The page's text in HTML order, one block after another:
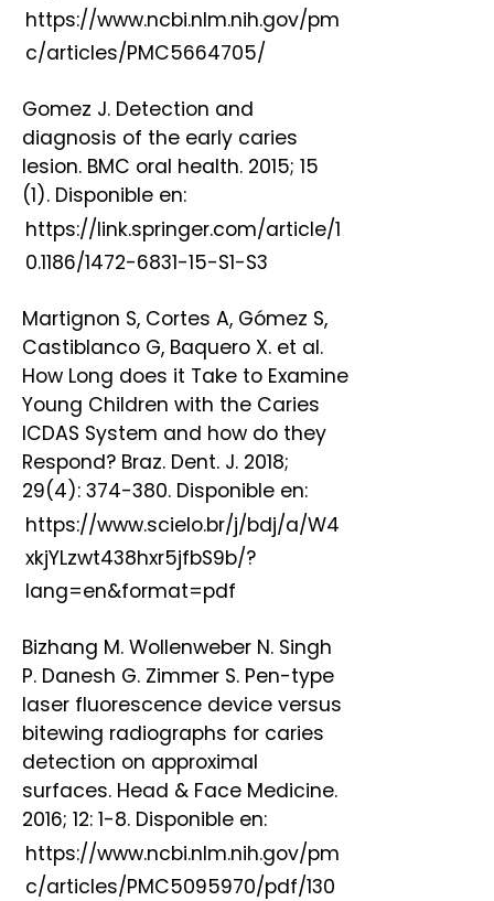
https://www.ncbi.nlm.nih.gov/pm
c/articles/PMC5664705/
Gomez J. Detection and
diagnosis of the early caries
lesion. BMC oral health. 2015; 15
(1). Disponible en:
https://link.springer.com/article/1
0.1186/1472-6831-15-S1-S3
Martignon S, Cortes A, Gómez S,
Castiblanco G, Baquero X. et al.
How Long does it Take to Examine
Young Children with the Caries
ICDAS System and how do they
Respond? Braz. Dent. J. 2018;
29(4): 374-380. Disponible en:
https://www.scielo.br/j/bdj/a/W4
xkjYLzwt438hxr5jfbS9b/?
lang=en&format=pdf
Bizhang M. Wollenweber N. Singh
P. Danesh G. Zimmer S. Pen-type
laser fluorescence device versus
bitewing radiographs for caries
detection on approximal
surfaces. Head & Face Medicine.
2016; 12: 1-8. Disponible en:
https://www.ncbi.nlm.nih.gov/pm
c/articles/PMC5095970/pdf/130